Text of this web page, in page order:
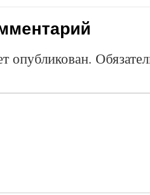
опубликован.